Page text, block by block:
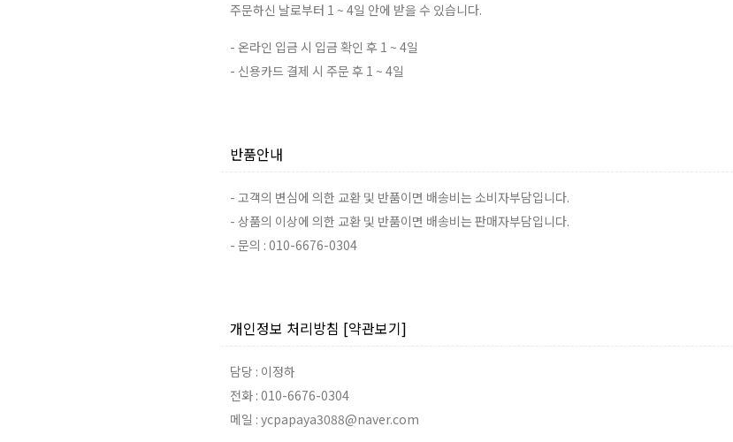
주문하신 날로부터 1 ~ 4일 안에 받을 수 있습니다.
- 온라인 입금 시 입금 확인 후 1 ~ 4일
- 신용카드 결제 시 주문 후 1 ~ 4일
반품안내
- 고객의 변심에 의한 교환 및 반품이면 배송비는 소비자부담입니다.
- 상품의 이상에 의한 교환 및 반품이면 배송비는 판매자부담입니다.
- 문의 : 010-6676-0304
개인정보 처리방침 [약관보기]
담당 : 이정하
전화 : 010-6676-0304
메일 : ycpapaya3088@naver.com